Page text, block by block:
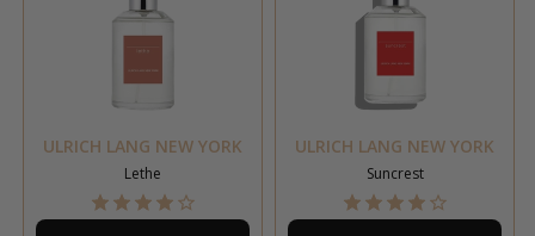
ULRICH LANG NEW YORK
Lethe
ULRICH LANG NEW YORK
Suncrest